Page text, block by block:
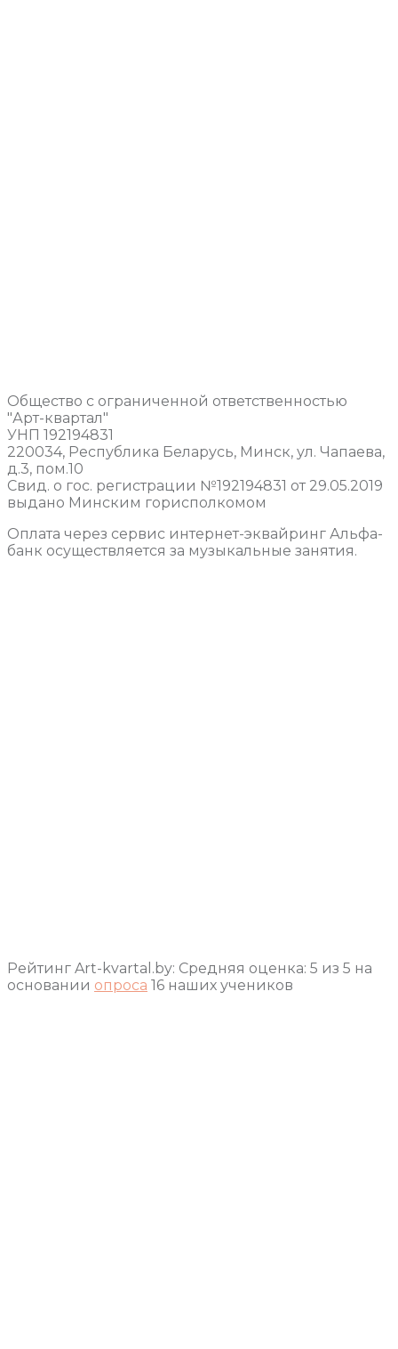
Общество с ограниченной ответственностью
"Арт-квартал"
УНП 192194831
220034, Республика Беларусь, Минск, ул. Чапаева,
д.3, пом.10
Свид. о гос. регистрации №192194831 от 29.05.2019
выдано Минским горисполкомом
Оплата через сервис интернет-эквайринг Альфа-
банк осуществляется за музыкальные занятия.
Рейтинг Art-kvartal.by: Средняя оценка: 5 из 5 на
основании опроса 16 наших учеников